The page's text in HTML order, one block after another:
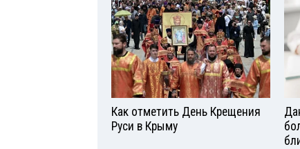
Как отметить День Крещения
Руси в Крыму